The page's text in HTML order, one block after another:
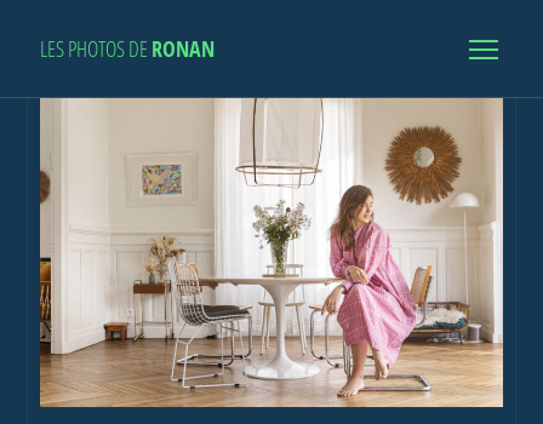
LES PHOTOS DE RONAN